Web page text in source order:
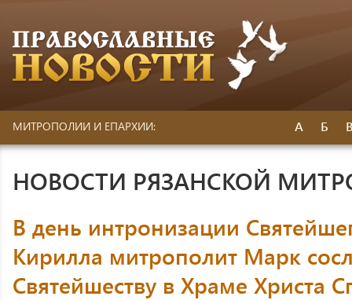
МИТРОПОЛИИ И ЕПАРХИИ: А Б
НОВОСТИ РЯЗАНСКОЙ
В день интронизации
Кирилла митрополит Марк
Святейшеству в Храме Христа